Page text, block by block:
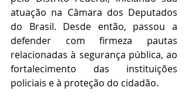
atuação na Câmara dos Deputados
do Brasil. Desde então, passou a
defender com firmeza pautas
relacionadas à segurança pública, ao
fortalecimento das instituições
policiais e à proteção do cidadão.